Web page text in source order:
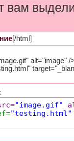
вам
[/html]
alt="image" /
"image.gif"
"testing.html"